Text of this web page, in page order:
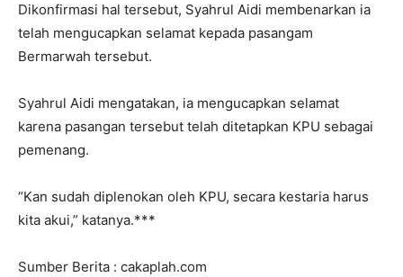
Dikonfirmasi hal tersebut, Syahrul Aidi membenarkan ia
telah mengucapkan selamat kepada pasangam
Bermarwah tersebut.
Syahrul Aidi mengatakan, ia mengucapkan selamat
karena pasangan tersebut telah ditetapkan KPU sebagai
pemenang.
“Kan sudah diplenokan oleh KPU, secara kestaria harus
kita akui,” katanya.***
Sumber Berita : cakaplah.com